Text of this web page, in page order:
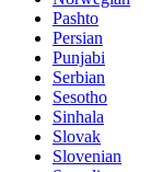
Pashto
Persian
Punjabi
Serbian
Sesotho
Sinhala
Slovak
Slovenian